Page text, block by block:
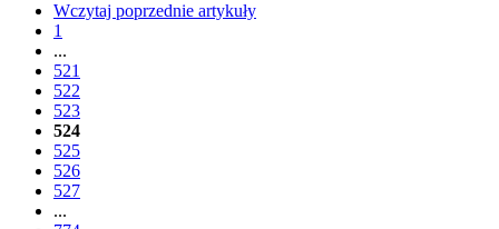
Wczytaj poprzednie artykuły
1
...
521
522
523
524
525
526
527
...